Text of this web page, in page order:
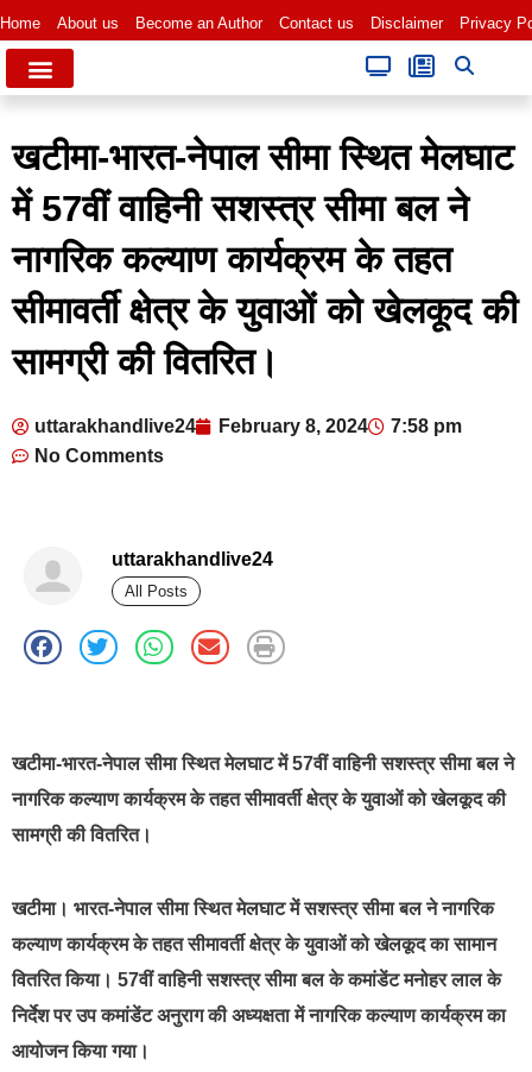
Home About us Become an Author Contact us Disclaimer Privacy
खटीमा-भारत-नेपाल सीमा स्थित मेलघाट
में 57वीं वाहिनी सशस्त्र सीमा बल ने
नागरिक कल्याण कार्यक्रम के तहत
सीमावर्ती क्षेत्र के युवाओं को खेलकूद की
सामग्री की वितरित।
uttarakhandlive24 February 8, 2024
7:58 pm
No Comments
uttarakhandlive24
All Posts
खटीमा-भारत-नेपाल सीमा स्थित मेलघाट में 57वीं वाहिनी सशस्त्र सीमा बल ने
नागरिक कल्याण कार्यक्रम के तहत सीमावर्ती क्षेत्र के युवाओं को खेलकूद की
सामग्री की वितरित।
खटीमा। भारत-नेपाल सीमा स्थित मेलघाट में सशस्त्र सीमा बल ने नागरिक
कल्याण कार्यक्रम के तहत सीमावर्ती क्षेत्र के युवाओं को खेलकूद का सामान
वितरित किया। 57वीं वाहिनी सशस्त्र सीमा बल के कमांडेंट मनोहर लाल के
निर्देश पर उप कमांडेंट अनुराग की अध्यक्षता में नागरिक कल्याण कार्यक्रम का
आयोजन किया गया।